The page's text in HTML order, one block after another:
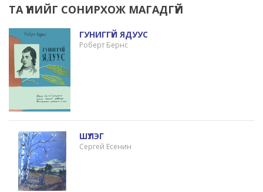
ТА ҮҮНИЙГ СОНИРХОЖ МАГАДГҮЙ
ГУНИГГҮЙ ЯДУУС
Роберт Бернс
ШҮЛЭГ
Сергей Есенин